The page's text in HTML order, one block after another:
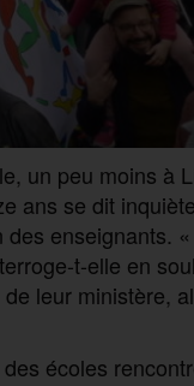
un peu moins à
ans se dit
des enseignants. «
t-elle en
leur ministère,
écoles